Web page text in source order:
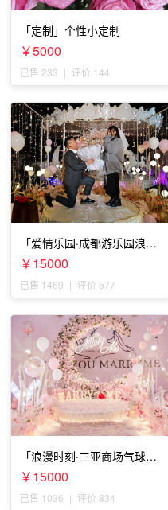
「定制」个性小定制
￥5000
已售 233 | 评价 144
「爱情乐园·成都游乐园浪漫
求婚」
￥15000
已售 1469 | 评价 577
「浪漫时刻·三亚商场气球雨
惊喜求婚」
￥15000
已售 1036 | 评价 834